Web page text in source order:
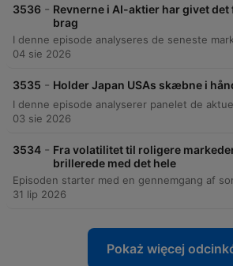
3536 - Revnerne i AI-aktier har givet
brag
04 sie 2026
3535 - Holder Japan USAs skæbne i
03 sie 2026
3534 - Fra volatilitet til roligere
brillerede med det hele
31 lip 2026
Pokaż więcej